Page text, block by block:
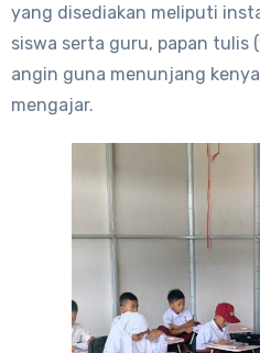
yang disediakan meliputi
siswa serta guru, papan tulis
angin guna menunjang
mengajar.